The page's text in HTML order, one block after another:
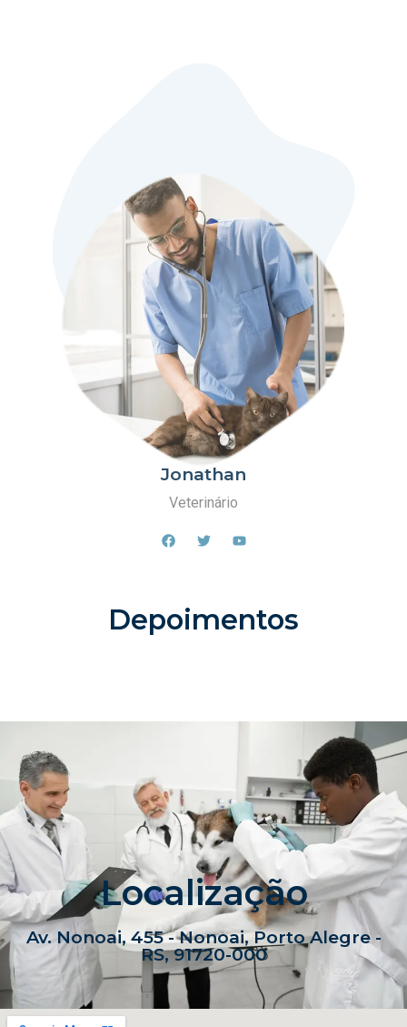
Jonathan
Veterinário
Depoimentos
Localização
Av. Nonoai, 455 - Nonoai, Porto Alegre -
RS, 91720-000